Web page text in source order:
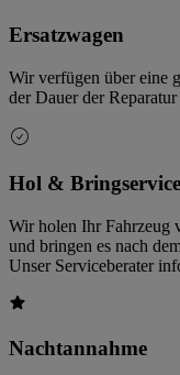
Ersatzwagen
Wir verfügen über eine
der Dauer der
Hol & Bringservice
Wir holen Ihr Fahrzeug
und bringen es nach
Unser Serviceberater
Nachtannahme